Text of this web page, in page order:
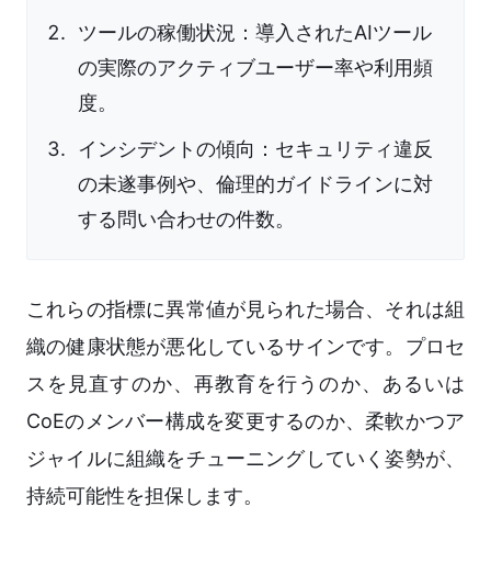
ツールの稼働状況：導入されたAIツール
の実際のアクティブユーザー率や利用頻
度。
インシデントの傾向：セキュリティ違反
の未遂事例や、倫理的ガイドラインに対
する問い合わせの件数。
これらの指標に異常値が見られた場合、それは組
織の健康状態が悪化しているサインです。プロセ
スを見直すのか、再教育を行うのか、あるいは
CoEのメンバー構成を変更するのか、柔軟かつア
ジャイルに組織をチューニングしていく姿勢が、
持続可能性を担保します。